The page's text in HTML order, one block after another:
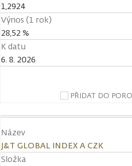
1,2924
Výnos (1 rok)
28,52 %
K datu
6. 8. 2026
PŘIDAT DO
Název
J&T GLOBAL INDEX A CZK
Složka